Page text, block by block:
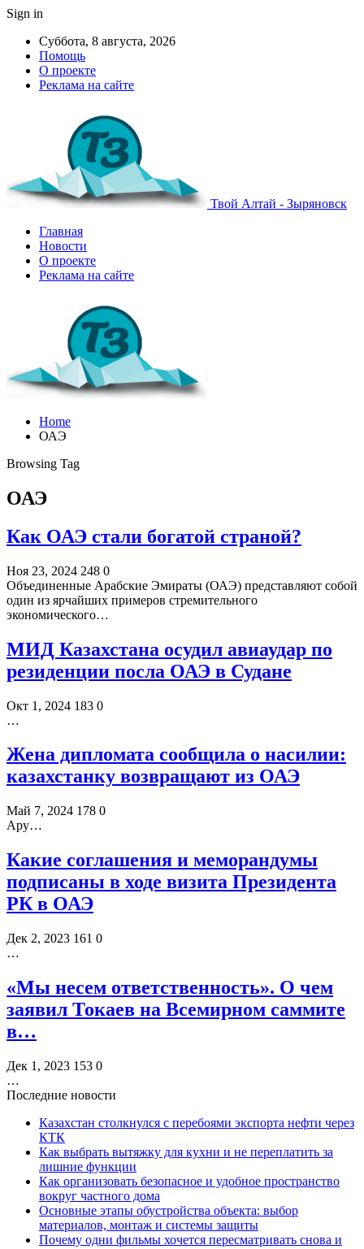
Sign in
Суббота, 8 августа, 2026
Помощь
О проекте
Реклама на сайте
Твой Алтай - Зыряновск
Главная
Новости
О проекте
Реклама на сайте
Home
ОАЭ
Browsing Tag
ОАЭ
Как ОАЭ стали богатой страной?
Ноя 23, 2024 248 0
Объединенные Арабские Эмираты (ОАЭ) представляют собой
один из ярчайших примеров стремительного
экономического…
МИД Казахстана осудил авиаудар по
резиденции посла ОАЭ в Судане
Окт 1, 2024 183 0
…
Жена дипломата сообщила о насилии:
казахстанку возвращают из ОАЭ
Май 7, 2024 178 0
Ару…
Какие соглашения и меморандумы
подписаны в ходе визита Президента
РК в ОАЭ
Дек 2, 2023 161 0
…
«Мы несем ответственность». О чем
заявил Токаев на Всемирном саммите
в…
Дек 1, 2023 153 0
…
Последние новости
Казахстан столкнулся с перебоями экспорта нефти через
КТК
Как выбрать вытяжку для кухни и не переплатить за
лишние функции
Как организовать безопасное и удобное пространство
вокруг частного дома
Основные этапы обустройства объекта: выбор
материалов, монтаж и системы защиты
Почему одни фильмы хочется пересматривать снова и